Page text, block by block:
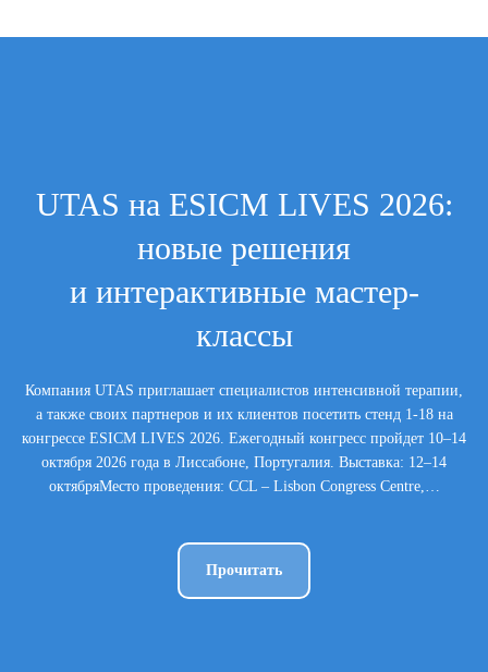
UTAS на ESICM LIVES 2026:
новые решения
и интерактивные мастер-
классы
Компания UTAS приглашает специалистов интенсивной терапии,
а также своих партнеров и их клиентов посетить стенд 1-18 на
конгрессе ESICM LIVES 2026. Ежегодный конгресс пройдет 10–14
октября 2026 года в Лиссабоне, Португалия. Выставка: 12–14
октябряМесто проведения: CCL – Lisbon Congress Centre,…
Прочитать